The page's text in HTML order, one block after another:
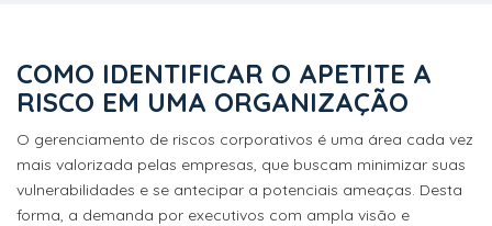
COMO IDENTIFICAR O APETITE A
RISCO EM UMA ORGANIZAÇÃO
O gerenciamento de riscos corporativos é uma área cada vez
mais valorizada pelas empresas, que buscam minimizar suas
vulnerabilidades e se antecipar a potenciais ameaças. Desta
forma, a demanda por executivos com ampla visão e